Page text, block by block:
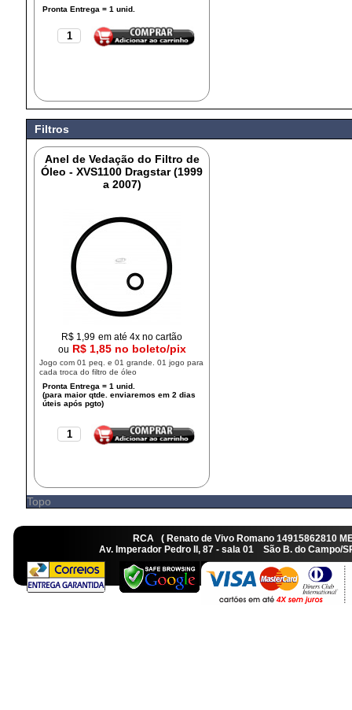
Filtros
Anel de Vedação do Filtro de
Óleo - XVS1100 Dragstar (1999
a 2007)
R$ 1,99 em até 4x no cartão
ou R$ 1,85 no boleto/pix
Jogo com 01 peq. e 01 grande. 01 jogo para
cada troca do filtro de óleo
Topo
RCA ( Renato de Vivo Romano
Av. Imperador Pedro II, 87 - sala 01 São B. do